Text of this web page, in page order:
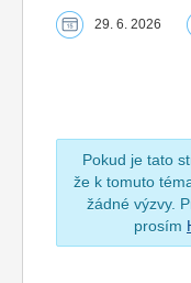
29. 6. 2026
Pokud je tato
že k tomuto
žádné výzvy.
prosím